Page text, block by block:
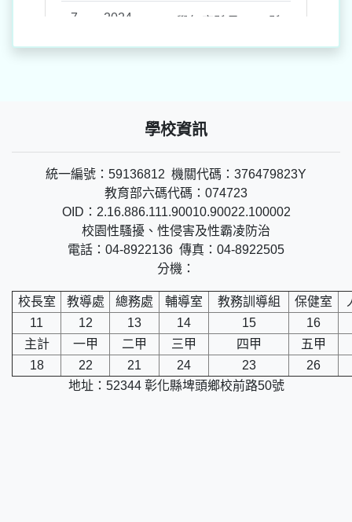
學校資訊
統一編號：59136812 機關代碼：376479823Y
教育部六碼代碼：074723
OID：2.16.886.111.90010.90022.100002
校園性騷擾、性侵害及性霸凌防治
電話：04-8922136 傳真：04-8922505
分機：
校長室 教導處 總務處 輔導室 教務訓導組 保健室
11
12 13 14 15
16
主計
一甲 二甲 三甲 四甲
五甲
18
22 21 24 23
26
地址：52344 彰化縣埤頭鄉校前路50號